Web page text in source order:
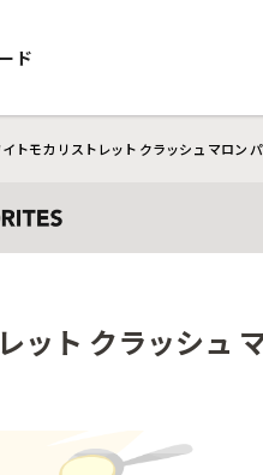
ド
トモカ リストレット クラッシュ マロン
ット クラッシュ